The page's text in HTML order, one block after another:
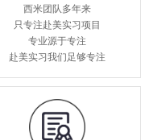
西米团队多年来
只专注赴美实习项目
专业源于专注
赴美实习我们足够专注